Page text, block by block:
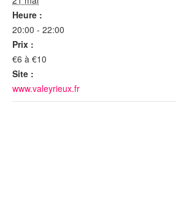
Heure :
20:00 - 22:00
Prix :
€6 à €10
Site :
www.valeyrieux.fr